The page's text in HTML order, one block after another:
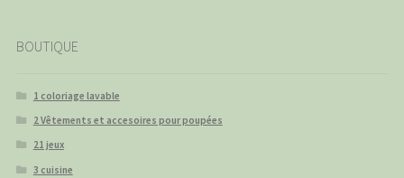
BOUTIQUE
1 coloriage lavable
2 Vêtements et accesoires pour poupées
21 jeux
3 cuisine